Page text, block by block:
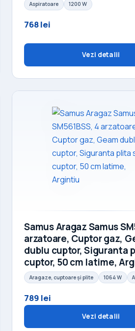
Aspiratoare 1200 W
768 lei
Vezi detalii
Samus Aragaz Samus
arzatoare, Cuptor gaz,
dublu cuptor, Siguranta
cuptor, 50 cm latime,
Aragaze, cuptoare și plite 1064 W
789 lei
Vezi detalii